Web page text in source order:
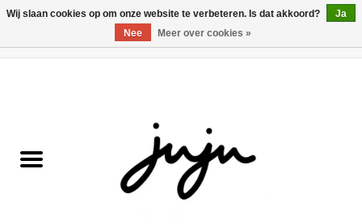
Kledij jongens
Wij slaan cookies op om onze website te verbeteren. Is dat akkoord?
Ja
Nee
Meer over cookies »